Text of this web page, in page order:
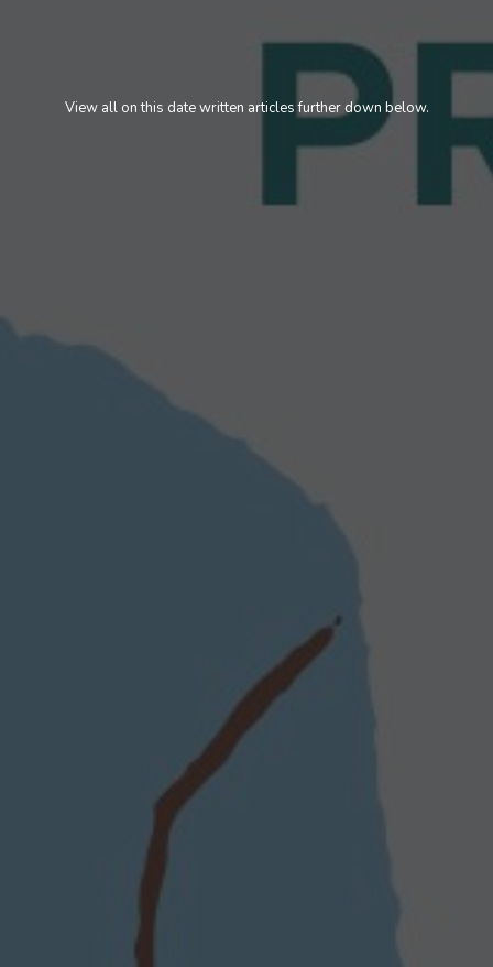
View all on this date written articles further down below.